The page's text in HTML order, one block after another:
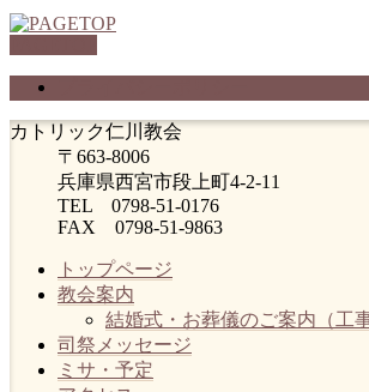
カトリック仁川教会
〒663-8006
兵庫県西宮市段上町4-2-11
TEL 0798-51-0176
FAX 0798-51-9863
トップページ
教会案内
結婚式・お葬儀のご案内（工事
司祭メッセージ
ミサ・予定